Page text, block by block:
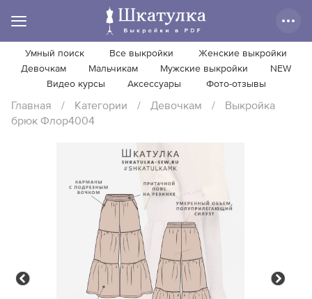
Умный поиск Все выкройки
Женские выкройки
Девочкам
Мальчикам Мужские выкройки
NEW
Видео курсы
Аксессуары Фото-отзывы
Главная / Категории / Девочкам /
Выкройка
брюк Флор4004